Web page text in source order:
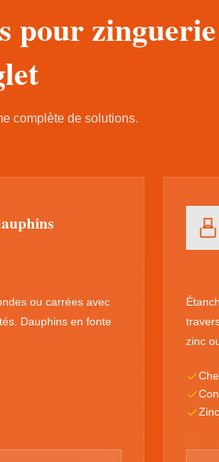
pour
complète de solutions.
ou carrées avec
Dauphins en fonte
zinc